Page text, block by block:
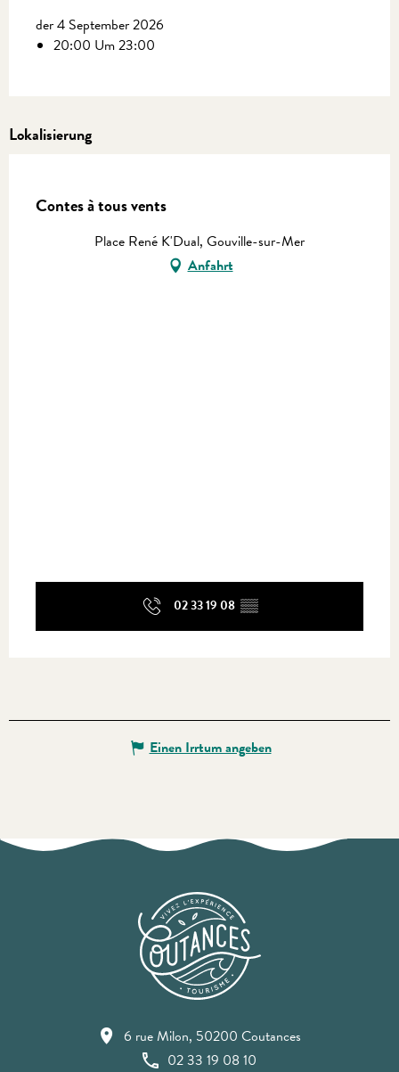
der 4 September 2026
20:00 Um 23:00
Lokalisierung
Contes à tous vents
Place René K'Dual, Gouville-sur-Mer
Anfahrt
02 33 19 08 ▒▒
Einen Irrtum angeben
6 rue Milon, 50200 Coutances
02 33 19 08 10